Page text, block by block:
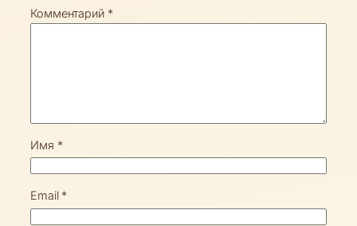
Комментарий *
Имя *
Email *